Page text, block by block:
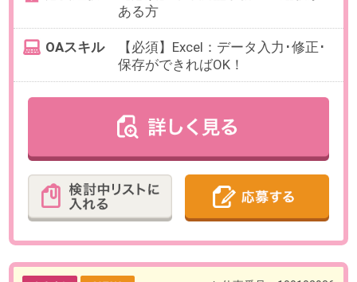
時給1,900円(交通費全額支給)
必要経験 【必須】Excelを使用した事務経験
【歓迎】契約書のチェックを含む
事務経験
・表作成/四則演算/関数（SUM、